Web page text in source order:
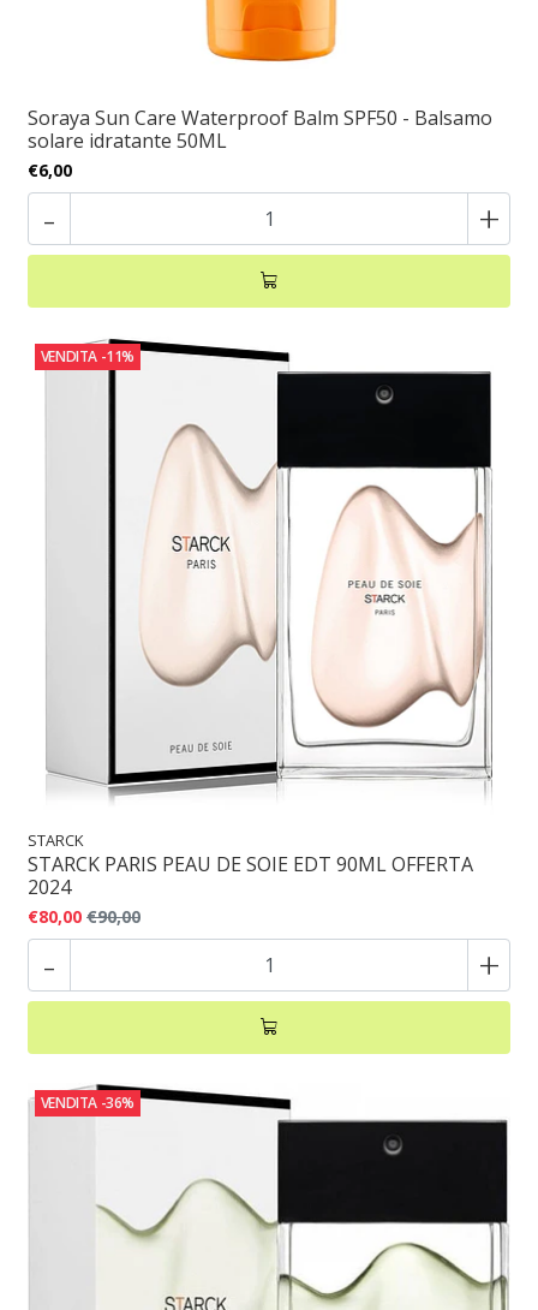
Soraya Sun Care Waterproof Balm SPF50 - Balsamo
solare idratante 50ML
€6,00
- +
VENDITA -11%
STARCK
STARCK PARIS PEAU DE SOIE EDT 90ML OFFERTA
2024
€80,00 €90,00
- +
VENDITA -36%